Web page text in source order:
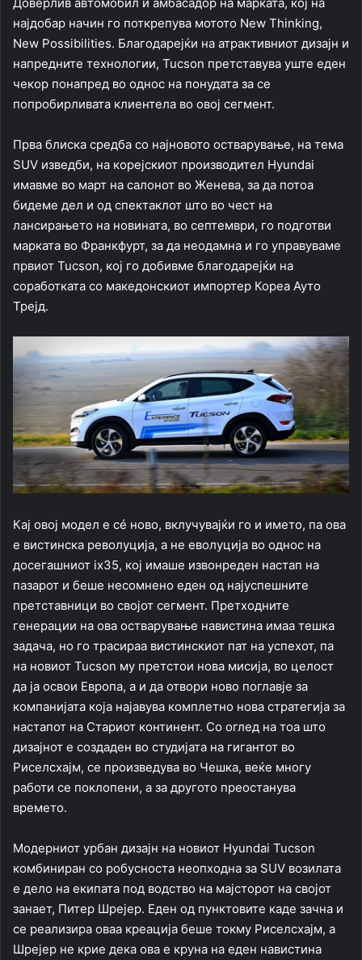
најдобар начин го поткрепува мотото New Thinking,
New Possibilities. Благодарејќи на атрактивниот дизајн и
напредните технологии, Tucson претставува уште еден
чекор понапред во однос на понудата за се
попробирливата клиентела во овој сегмент.
Прва блиска средба со најновото остварување, на тема
SUV изведби, на корејскиот производител Hyundai
имавме во март на салонот во Женева, за да потоа
бидеме дел и од спектаклот што во чест на
лансирањето на новината, во септември, го подготви
марката во Франкфурт, за да неодамна и го управуваме
првиот Tucson, кој го добивме благодарејќи на
соработката со македонскиот импортер Кореа Ауто
Трејд.
Кај овој модел е сé ново, вклучувајќи го и името, па ова
е вистинска револуција, а не еволуција во однос на
досегашниот ix35, кој имаше извонреден настап на
пазарот и беше несомнено еден од најуспешните
претставници во својот сегмент. Претходните
генерации на ова остварување навистина имаа тешка
задача, но го трасираа вистинскиот пат на успехот, па
на новиот Tucson му претстои нова мисија, во целост
да ја освои Европа, а и да отвори ново поглавје за
компанијата која најавува комплетно нова стратегија за
настапот на Стариот континент. Со оглед на тоа што
дизајнот е создаден во студијата на гигантот во
Риселсхајм, се произведува во Чешка, веќе многу
работи се поклопени, а за другото преостанува
времето.
Модерниот урбан дизајн на новиот Hyundai Tucson
комбиниран со робусноста неопходна за SUV возилата
е дело на екипата под водство на мајсторот на својот
занает, Питер Шрејер. Еден од пунктовите каде зачна и
се реализира оваа креација беше токму Риселсхајм, а
Шрејер не крие дека ова е круна на еден навистина